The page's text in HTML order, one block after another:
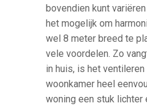
bovendien kunt
het mogelijk om
wel 8 meter breed te
vele voordelen. Zo
in huis, is het ventileren
woonkamer heel
woning een stuk lichter